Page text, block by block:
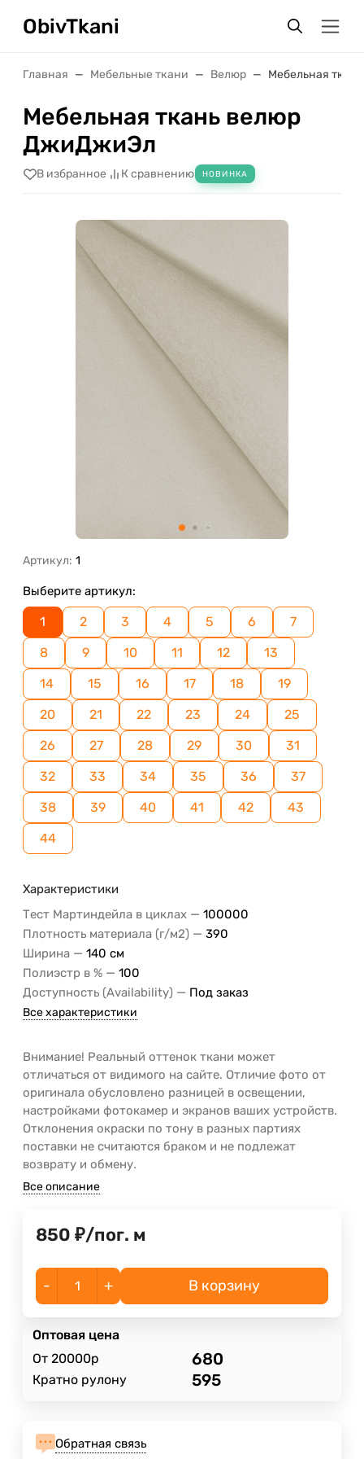
ObivTkani
Главная Мебельные ткани Велюр Мебельная
Мебельная ткань велюр
ДжиДжиЭл
В избранное К сравнению НОВИНКА
Артикул: 1
Выберите артикул:
1 2 3 4 5 6
7
8
9 10 11 12
13
14
15 16 17 18
19
20
21 22 23 24
25
26
27 28 29 30
31
32
33 34 35 36
37
38
39 40 41 42
43
44
Характеристики
Тест Мартиндейла в циклах — 100000
Плотность материала (г/м2) — 390
Ширина — 140 см
Полиэстр в % — 100
Доступность (Availability) — Под заказ
Все характеристики
Внимание! Реальный оттенок ткани может
отличаться от видимого на сайте. Отличие фото от
оригинала обусловлено разницей в освещении,
настройками фотокамер и экранов ваших устройств.
Отклонения окраски по тону в разных партиях
поставки не считаются браком и не подлежат
возврату и обмену.
Все описание
850 ₽/пог. м
- + В корзину
Оптовая цена
От 20000р
680
Кратно рулону 595
Обратная связь